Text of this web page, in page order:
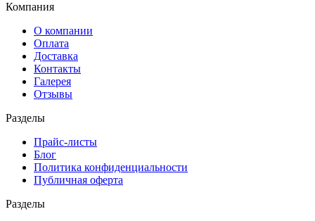
Компания
О компании
Оплата
Доставка
Контакты
Галерея
Отзывы
Разделы
Прайс-листы
Блог
Политика конфиденциальности
Публичная оферта
Разделы